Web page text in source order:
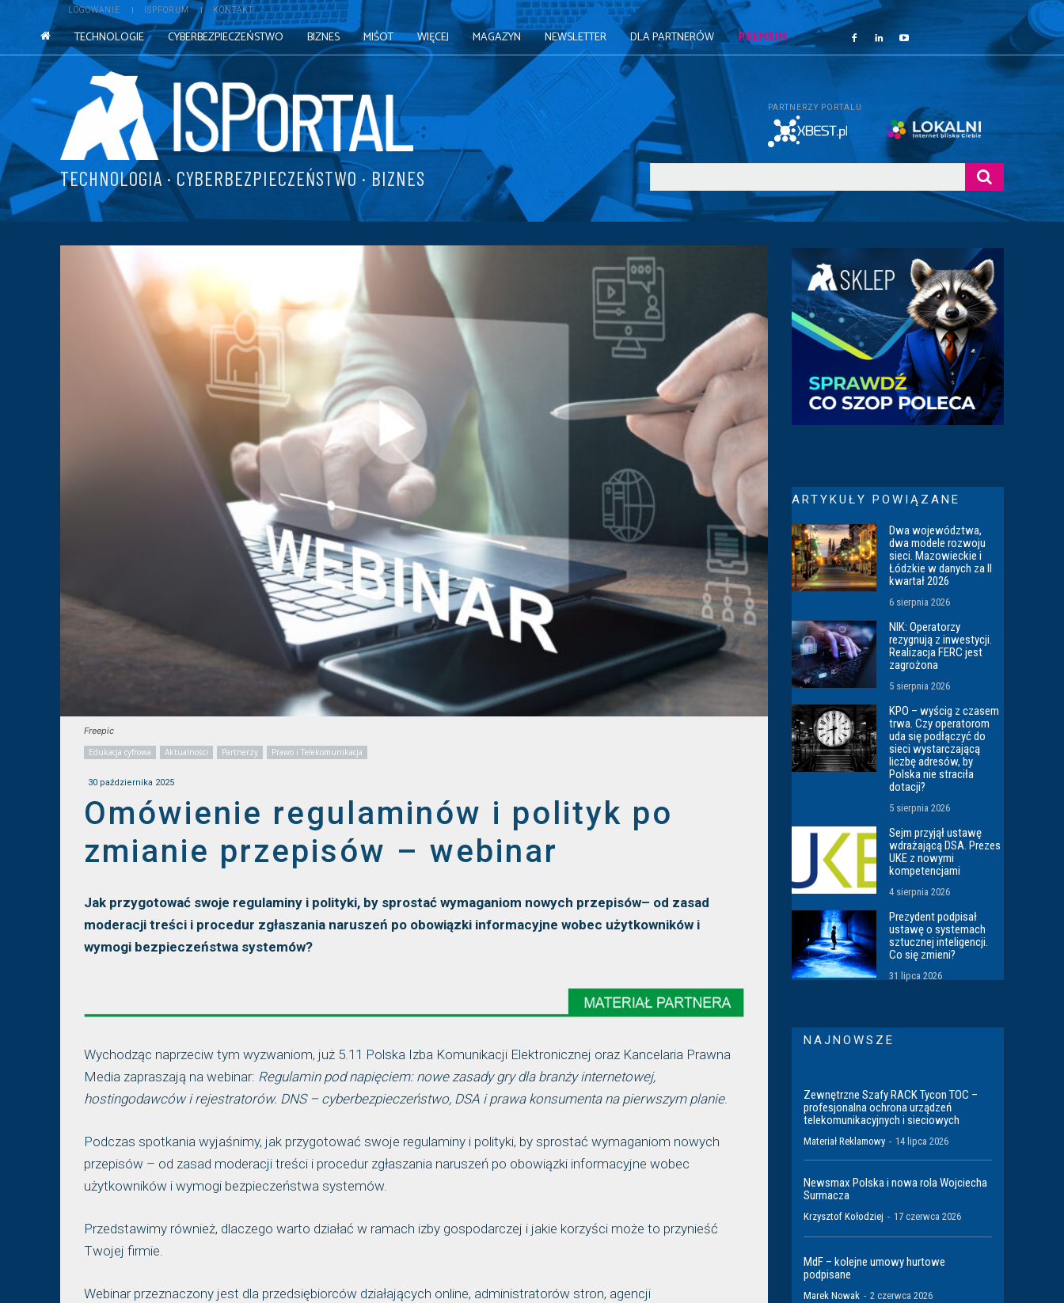
LOGOWANIE ISPFORUM KONTAKT
TECHNOLOGIE CYBERBEZPIECZEŃSTWO BIZNES MIŚOT WIĘCEJ MAGAZYN NEWSLETTER DLA PARTNERÓW PREMIUM
TECHNOLOGIA · CYBERBEZPIECZEŃSTWO · BIZNES
PARTNERZY PORTALU
Freepic
Edukacja cyfrowa
Aktualności Partnerzy Prawo i Telekomunikacja
30 października 2025
Omówienie regulaminów i polityk po
zmianie przepisów – webinar
Jak przygotować swoje regulaminy i polityki, by sprostać wymaganiom nowych przepisów– od zasad
moderacji treści i procedur zgłaszania naruszeń po obowiązki informacyjne wobec użytkowników i
wymogi bezpieczeństwa systemów?
Wychodząc naprzeciw tym wyzwaniom, już 5.11 Polska Izba Komunikacji Elektronicznej oraz Kancelaria Prawna
Media zapraszają na webinar: Regulamin pod napięciem: nowe zasady gry dla branży internetowej,
hostingodawców i rejestratorów. DNS – cyberbezpieczeństwo, DSA i prawa konsumenta na pierwszym planie.
Podczas spotkania wyjaśnimy, jak przygotować swoje regulaminy i polityki, by sprostać wymaganiom nowych
przepisów – od zasad moderacji treści i procedur zgłaszania naruszeń po obowiązki informacyjne wobec
użytkowników i wymogi bezpieczeństwa systemów.
Przedstawimy również, dlaczego warto działać w ramach izby gospodarczej i jakie korzyści może to przynieść
Twojej firmie.
Webinar przeznaczony jest dla przedsiębiorców działających online, administratorów stron, agencji
ARTYKUŁY POWIĄZANE
Dwa województwa,
dwa modele rozwoju
sieci. Mazowieckie i
Łódzkie w danych za II
kwartał 2026
6 sierpnia 2026
NIK: Operatorzy
rezygnują z inwestycji.
Realizacja FERC jest
zagrożona
5 sierpnia 2026
KPO – wyścig z czasem
trwa. Czy operatorom
uda się podłączyć do
sieci wystarczającą
liczbę adresów, by
Polska nie straciła
dotacji?
5 sierpnia 2026
Sejm przyjął ustawę
wdrażającą DSA. Prezes
UKE z nowymi
kompetencjami
4 sierpnia 2026
Prezydent podpisał
ustawę o systemach
sztucznej inteligencji.
Co się zmieni?
31 lipca 2026
NAJNOWSZE
Zewnętrzne Szafy RACK Tycon TOC –
profesjonalna ochrona urządzeń
telekomunikacyjnych i sieciowych
Materiał Reklamowy - 14 lipca 2026
Newsmax Polska i nowa rola Wojciecha
Surmacza
Krzysztof Kołodziej - 17 czerwca 2026
MdF – kolejne umowy hurtowe
podpisane
Marek Nowak - 2 czerwca 2026